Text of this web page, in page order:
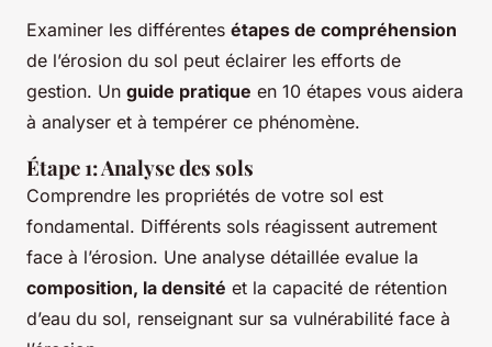
Examiner les différentes étapes de compréhension
de l’érosion du sol peut éclairer les efforts de
gestion. Un guide pratique en 10 étapes vous aidera
à analyser et à tempérer ce phénomène.
Étape 1: Analyse des sols
Comprendre les propriétés de votre sol est
fondamental. Différents sols réagissent autrement
face à l’érosion. Une analyse détaillée evalue la
composition, la densité et la capacité de rétention
d’eau du sol, renseignant sur sa vulnérabilité face à